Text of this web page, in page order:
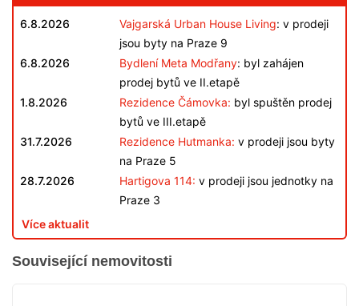
6.8.2026 Vajgarská Urban House Living: v prodeji
jsou byty na Praze 9
6.8.2026
Bydlení Meta Modřany: byl zahájen
prodej bytů ve II.etapě
1.8.2026
Rezidence Čámovka: byl spuštěn prodej
bytů ve III.etapě
31.7.2026
Rezidence Hutmanka: v prodeji jsou byty
na Praze 5
28.7.2026
Hartigova 114: v prodeji jsou jednotky na
Praze 3
Více aktualit
Související nemovitosti